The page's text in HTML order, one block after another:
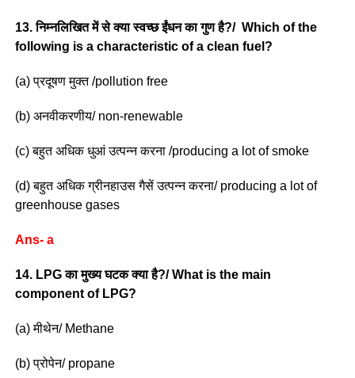
13. निम्नलिखित में से क्या स्वच्छ ईंधन का गुण है?/ Which of the
following is a characteristic of a clean fuel?
(a) प्रदूषण मुक्त /pollution free
(b) अनवीकरणीय/ non-renewable
(c) बहुत अधिक धुआं उत्पन्न करना /producing a lot of smoke
(d) बहुत अधिक ग्रीनहाउस गैसें उत्पन्न करना/ producing a lot of
greenhouse gases
Ans- a
14. LPG का मुख्य घटक क्या है?/ What is the main
component of LPG?
(a) मीथेन/ Methane
(b) प्रोपेन/ propane